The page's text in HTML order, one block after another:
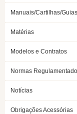
Manuais/Cartilhas/Guias
Matérias
Modelos e Contratos
Normas
Notícias
Obrigações Acessórias